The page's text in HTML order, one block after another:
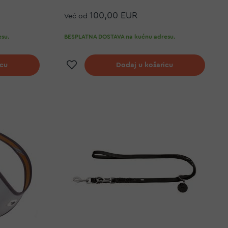
Već od 100,00 EUR
BESPLATNA DOSTAVA na kućnu adresu.
Dodaj na listu želja
Dodaj u košaricu